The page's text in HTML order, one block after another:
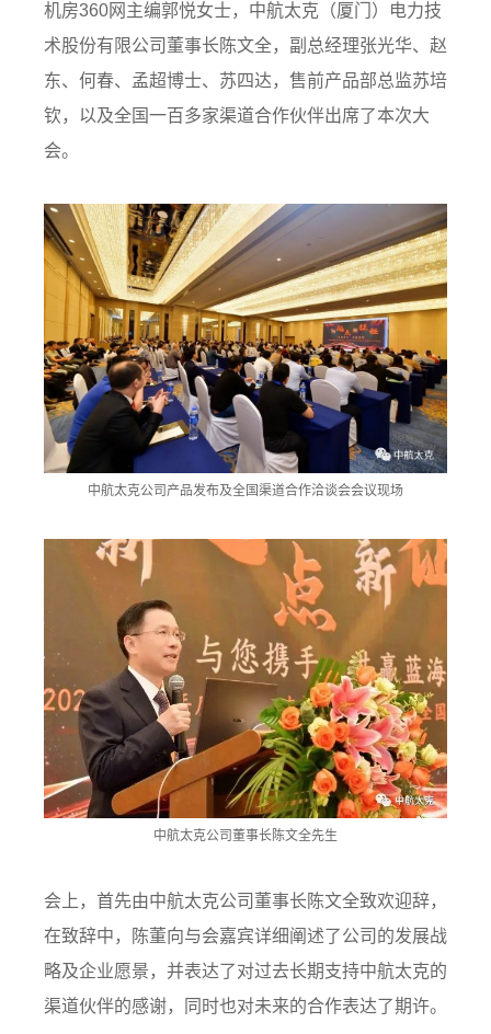
机房360网主编郭悦女士，中航太克（厦门）电力技
术股份有限公司董事长陈文全，副总经理张光华、赵
东、何春、孟超博士、苏四达，售前产品部总监苏培
钦，以及全国一百多家渠道合作伙伴出席了本次大
会。
中航太克公司产品发布及全国渠道合作洽谈会会议现场
中航太克公司董事长陈文全先生
会上，首先由中航太克公司董事长陈文全致欢迎辞，
在致辞中，陈董向与会嘉宾详细阐述了公司的发展战
略及企业愿景，并表达了对过去长期支持中航太克的
渠道伙伴的感谢，同时也对未来的合作表达了期许。